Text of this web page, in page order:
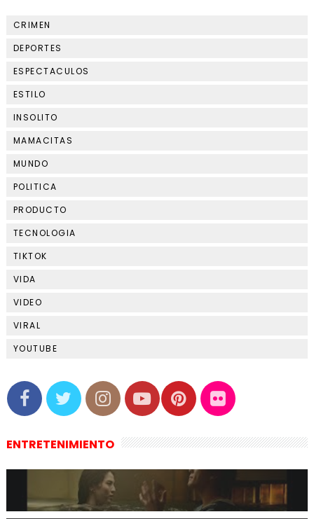
CRIMEN
DEPORTES
ESPECTACULOS
ESTILO
INSOLITO
MAMACITAS
MUNDO
POLITICA
PRODUCTO
TECNOLOGIA
TIKTOK
VIDA
VIDEO
VIRAL
YOUTUBE
ENTRETENIMIENTO